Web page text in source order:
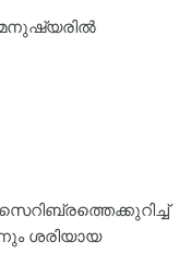
മനുഷ്യരിൽ
ശരിയായ